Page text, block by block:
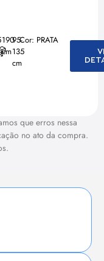
190
cm
95-
135
cm
Cor: PRATA
que erros nessa
no ato da compra.